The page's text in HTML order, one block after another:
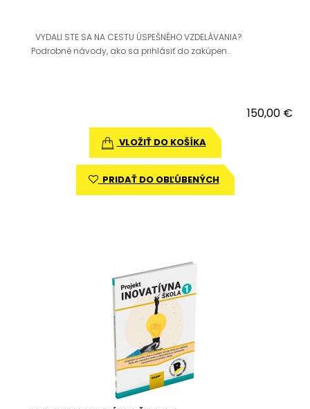
VYDALI STE SA NA CESTU ÚSPEŠNÉHO VZDELÁVANIA?
Podrobné návody, ako sa prihlásiť do zakúpen..
150,00 €
VLOŽIŤ DO KOŠÍKA
PRIDAŤ DO OBĽÚBENÝCH